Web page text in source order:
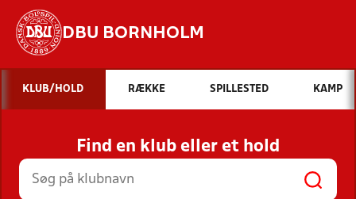
DBU BORNHOLM
Hvad vil du søge efter?
INDHOLD OG NYHEDER
STILLINGER, RESULTATER, KLUBBER OG
HOLD
KLUB/HOLD RÆKKE SPILLESTED KAMP
Find en klub eller et hold